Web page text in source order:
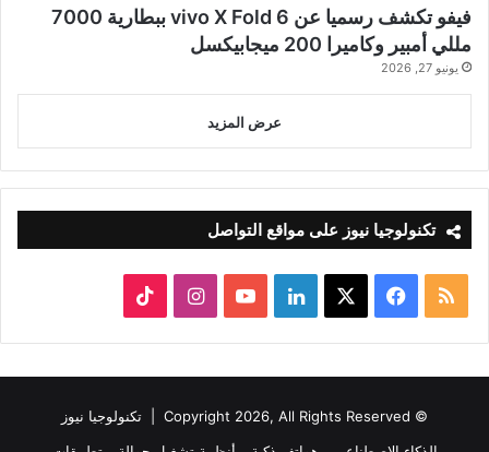
فيفو تكشف رسميا عن vivo X Fold 6 ببطارية 7000
مللي أمبير وكاميرا 200 ميجابيكسل
يونيو 27, 2026
عرض المزيد
تكنولوجيا نيوز على مواقع التواصل
ملخص
الموقع
RSS
فيسبوك لينكدإن‫YouTubeانستقرام
© Copyright 2026, All Rights Reserved |
تكنولوجيا نيوز